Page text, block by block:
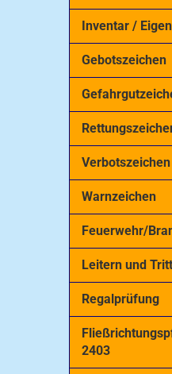
Inventar /
Gebotszeichen
Verbotszeichen
Warnzeichen
Feuerwehr/
Leitern und
Regalprüfung
2403